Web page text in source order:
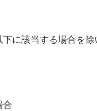
に該当する場合を
合